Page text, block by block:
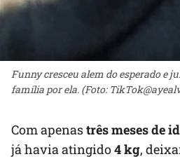
Funny cresceu alem do esperado e
família por ela. (Foto:
Com apenastrês meses de
já havia atingido4 kg,